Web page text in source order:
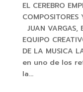
EL CEREBRO
COMPOSITORES
JUAN VARGAS,
EQUIPO
DE LA MUSICA
en uno de los
la...